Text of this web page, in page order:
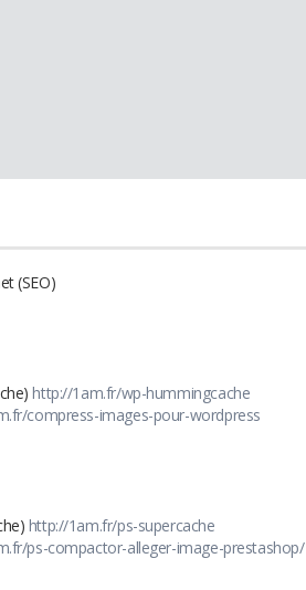
(SEO)
http://1am.fr/wp-hummingcache
compress-images-pour-wordpress
http://1am.fr/ps-supercache
ps-compactor-alleger-image-prestashop/